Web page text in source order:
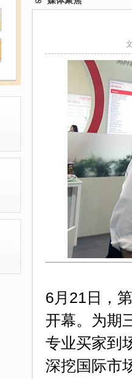
6月21日，
开幕。为期
专业买家到
深挖国际市